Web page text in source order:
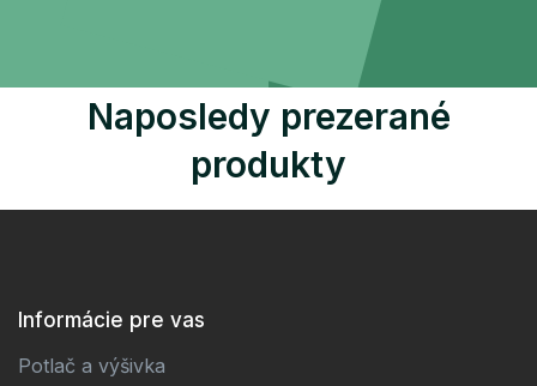
Naposledy prezerané
produkty
Informácie pre vas
Potlač a výšivka